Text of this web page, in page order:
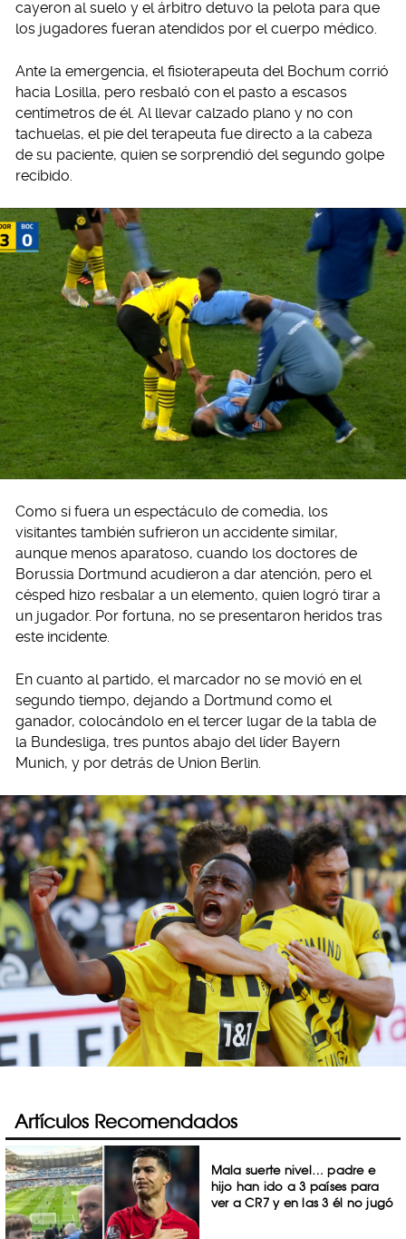
cayeron al suelo y el árbitro detuvo la pelota para que
los jugadores fueran atendidos por el cuerpo médico.
Ante la emergencia, el fisioterapeuta del Bochum corrió
hacia Losilla, pero resbaló con el pasto a escasos
centímetros de él. Al llevar calzado plano y no con
tachuelas, el pie del terapeuta fue directo a la cabeza
de su paciente, quien se sorprendió del segundo golpe
recibido.
Como si fuera un espectáculo de comedia, los
visitantes también sufrieron un accidente similar,
aunque menos aparatoso, cuando los doctores de
Borussia Dortmund acudieron a dar atención, pero el
césped hizo resbalar a un elemento, quien logró tirar a
un jugador. Por fortuna, no se presentaron heridos tras
este incidente.
En cuanto al partido, el marcador no se movió en el
segundo tiempo, dejando a Dortmund como el
ganador, colocándolo en el tercer lugar de la tabla de
la Bundesliga, tres puntos abajo del líder Bayern
Munich, y por detrás de Union Berlin.
Artículos Recomendados
Mala suerte nivel… padre e
hijo han ido a 3 países para
ver a CR7 y en las 3 él no jugó